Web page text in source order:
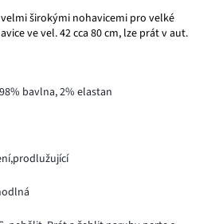
širokými nohavicemi pro velké
ve vel. 42 cca 80 cm, lze prát v aut.
bavlna, 2% elastan